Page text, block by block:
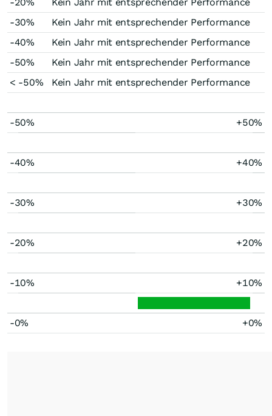
-30%
Kein Jahr mit entsprechender Performance
-40%
Kein Jahr mit entsprechender Performance
-50%
Kein Jahr mit entsprechender Performance
< -50%
Kein Jahr mit entsprechender Performance
-50% +50%
-40% +40%
-30% +30%
-20% +20%
-10% +10%
-0% +0%